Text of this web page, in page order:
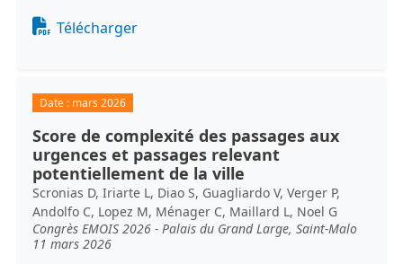
Document
Télécharger
Date : mars 2026
Score de complexité des passages aux
urgences et passages relevant
potentiellement de la ville
Scronias D, Iriarte L, Diao S, Guagliardo V, Verger P,
Andolfo C, Lopez M, Ménager C, Maillard L, Noel G
Congrès EMOIS 2026 - Palais du Grand Large, Saint-Malo
11 mars 2026